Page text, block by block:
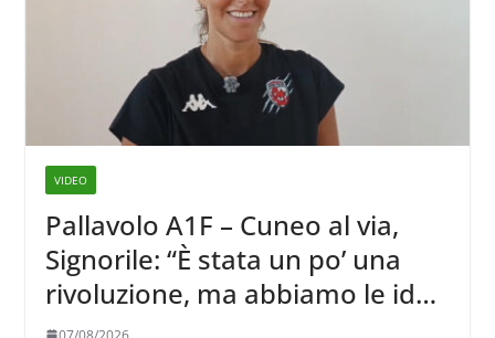
VIDEO
Pallavolo A1F – Cuneo al via,
Signorile: “È stata un po’ una
rivoluzione, ma abbiamo le idee
chiare siu cosa vogliamo fare”